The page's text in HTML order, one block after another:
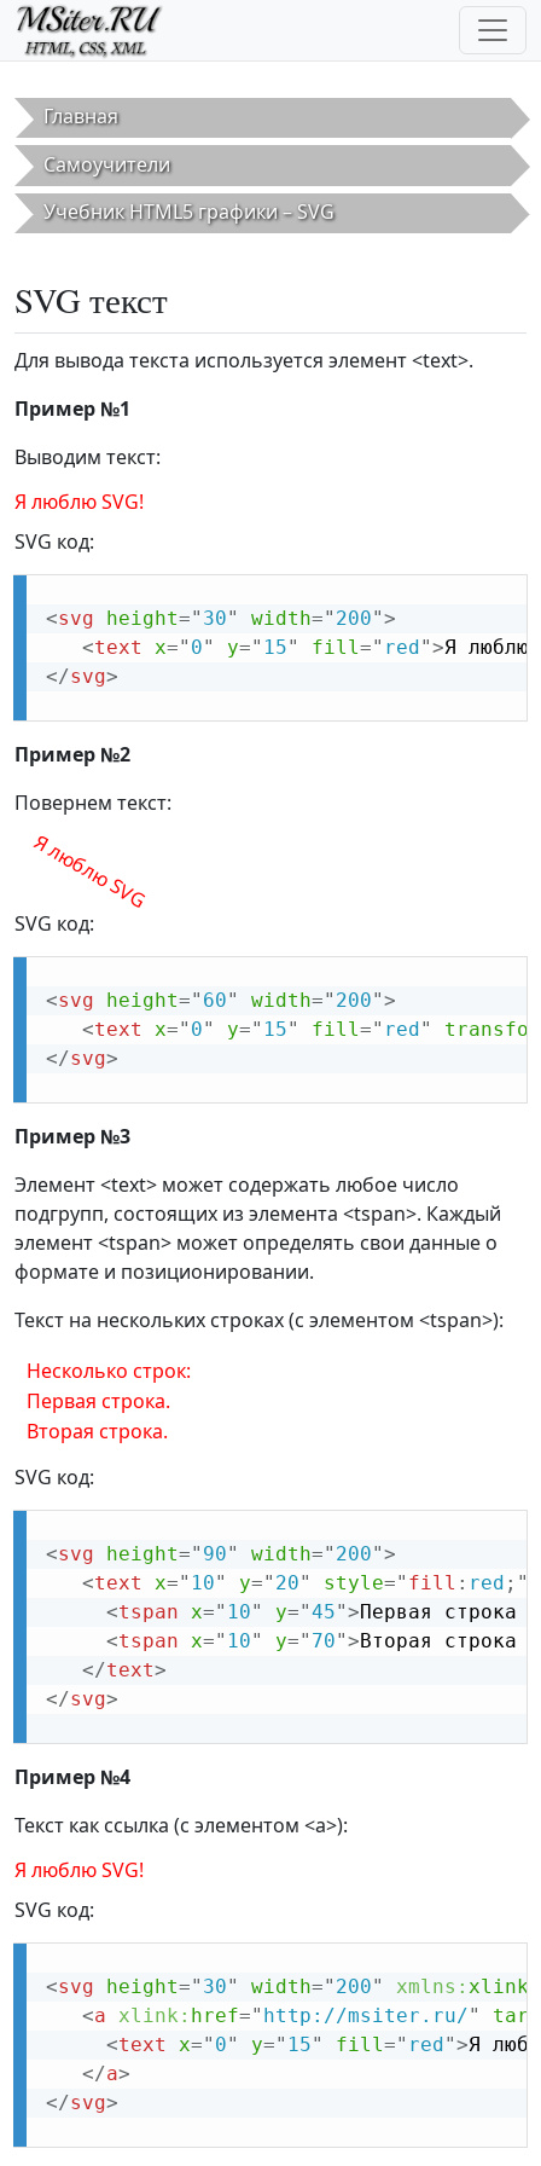
Перейти к основному содержанию
Главная
Самоучители
Учебник HTML5 графики – SVG
SVG текст
Для вывода текста используется элемент <text>.
Пример №1
Выводим текст:
Я люблю SVG!
SVG код:
<svg height=" 30" width=" 200">
<text x=" 0" y=" 15" fill=" red ">Я люблю
</svg>
Пример №2
Повернем текст:
Я люблю SVG
SVG код:
<svg height=" 60" width=" 200">
<text x=" 0" y=" 15" fill=" red "
</svg>
Пример №3
Элемент <text> может содержать любое число
подгрупп, состоящих из элемента <tspan>. Каждый
элемент <tspan> может определять свои данные о
формате и позиционировании.
Текст на нескольких строках (с элементом <tspan>):
Несколько строк:
Первая строка.
Вторая строка.
SVG код:
<svg height=" 90" width=" 200">
<text x=" 10" y=" 20" style=" fill : red ; "
<tspan x=" 10" y="45">Первая строка .
<tspan x=" 10" y=" 70">Вторая строка .
</text>
</svg>
Пример №4
Текст как ссылка (с элементом <a>):
Я люблю SVG!
SVG код:
<svg height=" 30" width=" 200" xmlns: xlink
<a xlink: href=" http://msiter.ru/"
<text x=" 0" y=" 15" fill=" red ">Я
</a>
</svg>